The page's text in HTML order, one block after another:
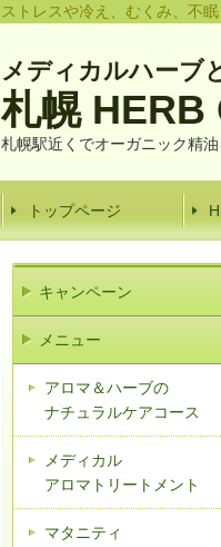
ストレスや冷え、むくみ、不
メディカルハーブ
札幌 HERB
札幌駅近くでオーガニック精
トップページ
キャンペーン
メニュー
アロマ＆ハーブの
ナチュラルケアコース
メディカル
アロマトリートメント
マタニティ